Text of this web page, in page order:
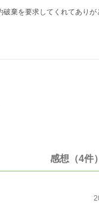
棄を要求してくれてありが
感想（4件）